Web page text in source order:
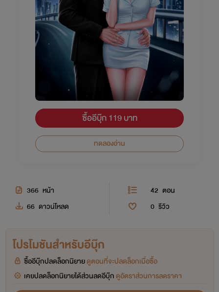
ซื้ออีบุ๊ก 119 บาท
ทดลองอ่าน
366 หน้า 42 ตอน
66 ดาวน์โหลด 0 รีวิว
โปรโมชันสำหรับอีบุ๊ก
ซื้ออีบุ๊กปลดล็อกนิยายดูตอนที่จะปลดล็อกเมื่อซื้อ
เคยปลดล็อกนิยายได้ส่วนลดอีบุ๊ก ดูอัตราส่วนการลดราคา